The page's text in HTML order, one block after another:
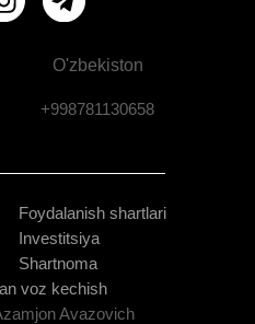
Foydalanish shartlari
Shartnoma
Avazovich
O'zbekiston
+998781130658
voz kechish
Investitsiya